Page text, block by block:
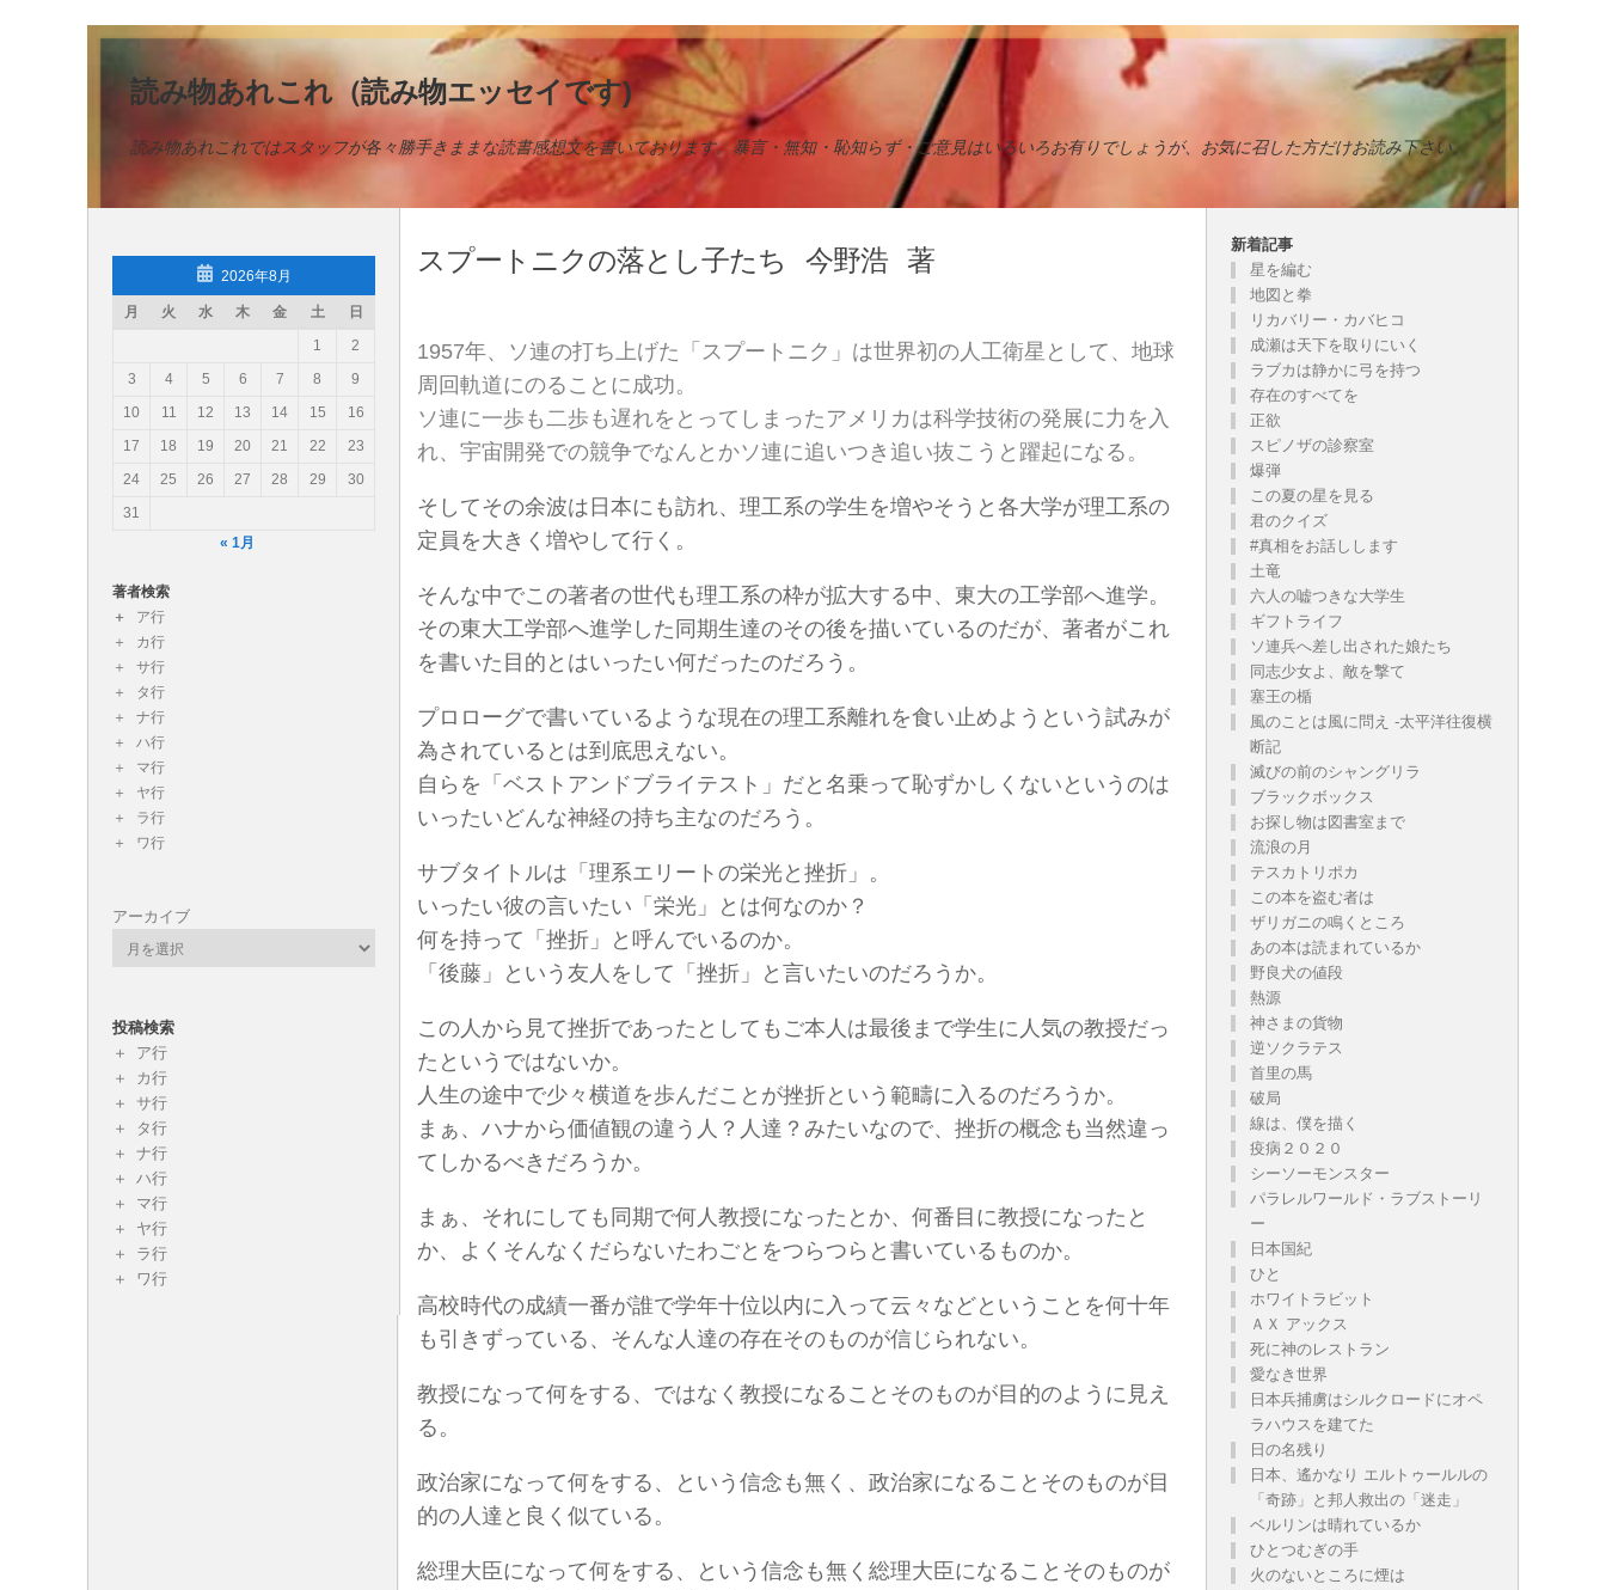
コンテンツへスキップ
読み物あれこれ（読み物エッセイです)
読み物あれこれではスタッフが各々勝手きままな読書感想文を書いております。暴言・無知・恥知らず・ご意見はいろいろお有りでしょうが、お気に召した方だけお読み下さい。
スプートニクの落とし子たち 今野浩 著
1957年、ソ連の打ち上げた「スプートニク」は世界初の人工衛星として、地球
周回軌道にのることに成功。
ソ連に一歩も二歩も遅れをとってしまったアメリカは科学技術の発展に力を入
れ、宇宙開発での競争でなんとかソ連に追いつき追い抜こうと躍起になる。
そしてその余波は日本にも訪れ、理工系の学生を増やそうと各大学が理工系の
定員を大きく増やして行く。
そんな中でこの著者の世代も理工系の枠が拡大する中、東大の工学部へ進学。
その東大工学部へ進学した同期生達のその後を描いているのだが、著者がこれ
を書いた目的とはいったい何だったのだろう。
プロローグで書いているような現在の理工系離れを食い止めようという試みが
為されているとは到底思えない。
自らを「ベストアンドブライテスト」だと名乗って恥ずかしくないというのは
いったいどんな神経の持ち主なのだろう。
サブタイトルは「理系エリートの栄光と挫折」。
いったい彼の言いたい「栄光」とは何なのか？
何を持って「挫折」と呼んでいるのか。
「後藤」という友人をして「挫折」と言いたいのだろうか。
この人から見て挫折であったとしてもご本人は最後まで学生に人気の教授だっ
たというではないか。
人生の途中で少々横道を歩んだことが挫折という範疇に入るのだろうか。
まぁ、ハナから価値観の違う人？人達？みたいなので、挫折の概念も当然違っ
てしかるべきだろうか。
まぁ、それにしても同期で何人教授になったとか、何番目に教授になったと
か、よくそんなくだらないたわごとをつらつらと書いているものか。
高校時代の成績一番が誰で学年十位以内に入って云々などということを何十年
も引きずっている、そんな人達の存在そのものが信じられない。
教授になって何をする、ではなく教授になることそのものが目的のように見え
る。
政治家になって何をする、という信念も無く、政治家になることそのものが目
的の人達と良く似ている。
総理大臣になって何をする、という信念も無く総理大臣になることそのものが
2026年8月
月 火 水 木 金 土
日
1
2
3
4 5 6 7 8
9
10
11 12 13 14 15
16
17
18 19 20 21 22
23
24
25 26 27 28 29
30
31
« 1月
著者検索
ア行
カ行
サ行
タ行
ナ行
ハ行
マ行
ヤ行
ラ行
ワ行
アーカイブ
投稿検索
ア行
カ行
サ行
タ行
ナ行
ハ行
マ行
ヤ行
ラ行
ワ行
新着記事
星を編む
地図と拳
リカバリー・カバヒコ
成瀬は天下を取りにいく
ラブカは静かに弓を持つ
存在のすべてを
正欲
スピノザの診察室
爆弾
この夏の星を見る
君のクイズ
#真相をお話しします
土竜
六人の嘘つきな大学生
ギフトライフ
ソ連兵へ差し出された娘たち
同志少女よ、敵を撃て
塞王の楯
風のことは風に問え -太平洋往復横
断記
滅びの前のシャングリラ
ブラックボックス
お探し物は図書室まで
流浪の月
テスカトリポカ
この本を盗む者は
ザリガニの鳴くところ
あの本は読まれているか
野良犬の値段
熱源
神さまの貨物
逆ソクラテス
首里の馬
破局
線は、僕を描く
疫病２０２０
シーソーモンスター
パラレルワールド・ラブストーリ
ー
日本国紀
ひと
ホワイトラビット
ＡＸ アックス
死に神のレストラン
愛なき世界
日本兵捕虜はシルクロードにオペ
ラハウスを建てた
日の名残り
日本、遙かなり エルトゥールルの
「奇跡」と邦人救出の「迷走」
ベルリンは晴れているか
ひとつむぎの手
火のないところに煙は